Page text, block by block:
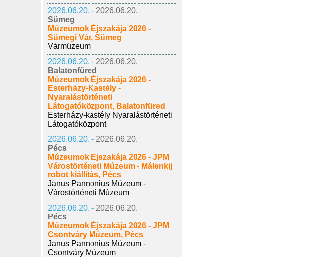
2026.06.20. - 2026.06.20.
Sümeg
Múzeumok Éjszakája 2026 -
Sümegi Vár, Sümeg
Vármúzeum
2026.06.20. - 2026.06.20.
Balatonfüred
Múzeumok Éjszakája 2026 -
Esterházy-Kastély -
Nyaralástörténeti
Látogatóközpont, Balatonfüred
Esterházy-kastély Nyaralástörténeti
Látogatóközpont
2026.06.20. - 2026.06.20.
Pécs
Múzeumok Éjszakája 2026 - JPM
Várostörténeti Múzeum - Málenkij
robot kiállítás, Pécs
Janus Pannonius Múzeum -
Várostörténeti Múzeum
2026.06.20. - 2026.06.20.
Pécs
Múzeumok Éjszakája 2026 - JPM
Csontváry Múzeum, Pécs
Janus Pannonius Múzeum -
Csontváry Múzeum